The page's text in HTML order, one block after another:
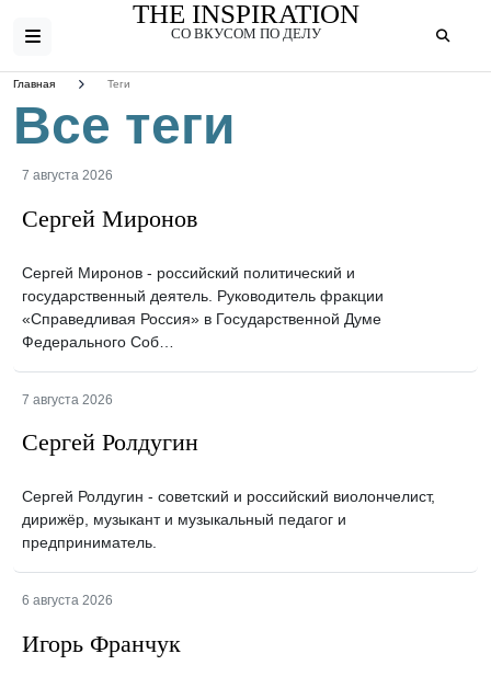
THE INSPIRATION
СО ВКУСОМ ПО ДЕЛУ
Главная Теги
Все теги
7 августа 2026
Сергей Миронов
Сергей Миронов - российский политический и
государственный деятель. Руководитель фракции
«Справедливая Россия» в Государственной Думе
Федерального Соб…
7 августа 2026
Сергей Ролдугин
Сергей Ролдугин - советский и российский виолончелист,
дирижёр, музыкант и музыкальный педагог и
предприниматель.
6 августа 2026
Игорь Франчук